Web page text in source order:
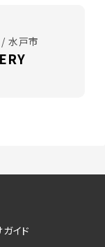
/ 水戸市
イド